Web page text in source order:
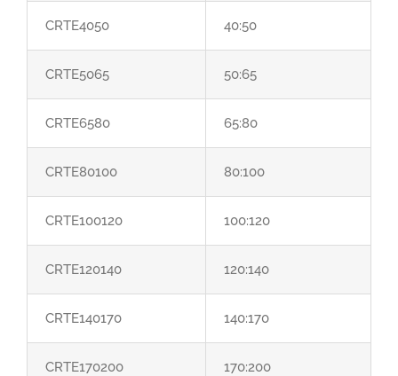
CRTE4050 40:50
CRTE5065 50:65
CRTE6580 65:80
CRTE80100 80:100
CRTE100120 100:120
CRTE120140 120:140
CRTE140170 140:170
CRTE170200 170:200